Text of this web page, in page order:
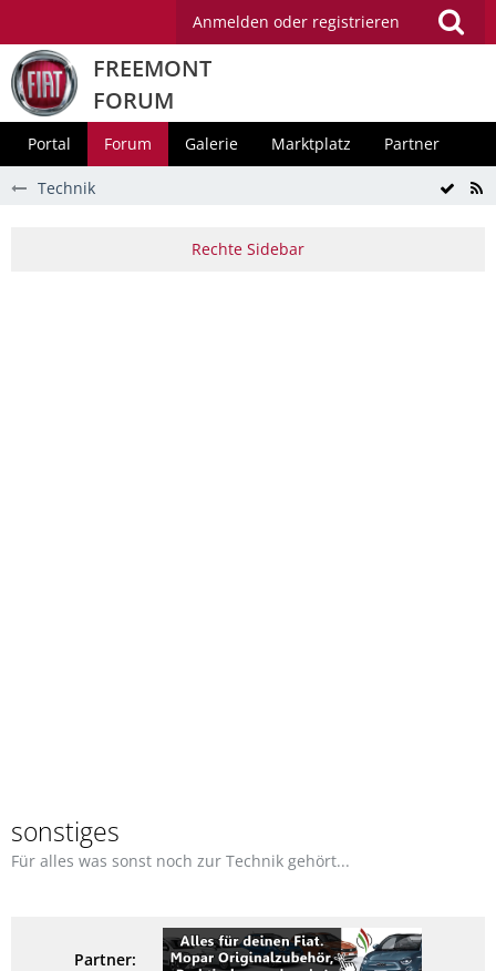
Anmelden oder registrieren
FREEMONT
FORUM
Portal Forum Galerie Marktplatz Partner
Technik
sonstiges
Für alles was sonst noch zur Technik gehört...
Partner: